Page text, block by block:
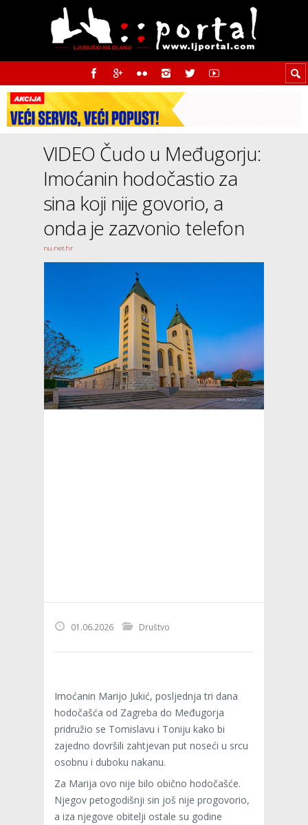
VIDEO Čudo u Međugorju:
Imoćanin hodočastio za
sina koji nije govorio, a
onda je zazvonio telefon
nu.net.hr
01.06.2026 Društvo
Imoćanin Marijo Jukić, posljednja tri dana
hodočašća od Zagreba do Međugorja
pridružio se Tomislavu i Toniju kako bi
zajedno dovršili zahtjevan put noseći u srcu
osobnu i duboku nakanu.
Za Marija ovo nije bilo obično hodočašće.
Njegov petogodišnji sin još nije progovorio,
a iza njegove obitelji ostale su godine